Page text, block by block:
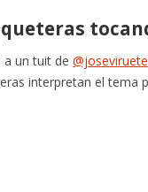
a un tuit de@joseviruete
interpretan el tema